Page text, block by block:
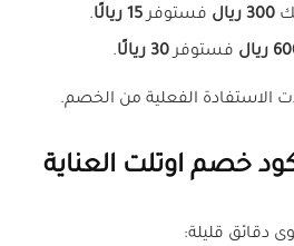
300 ريال فستوفر15 ريالًا .
ريال فستوفر30 ريالًا .
الاستفادة الفعلية من الخصم.
خصم اوتلت العناية
دقائق قليلة: